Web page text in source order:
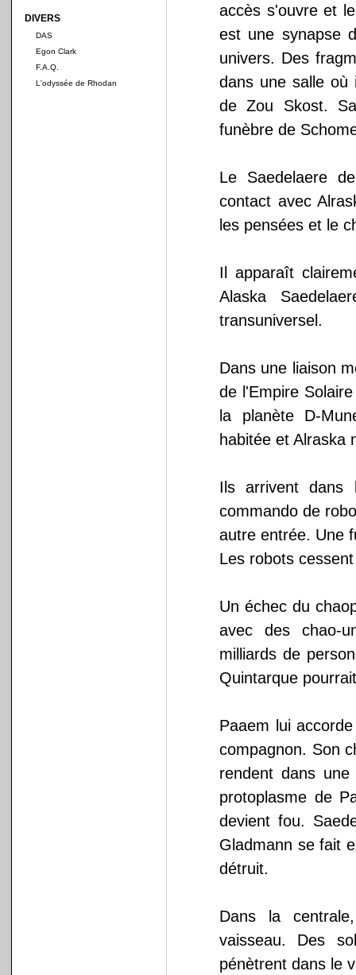
DIVERS
DAS
Egon Clark
F.A.Q.
L'odyssée de Rhodan
accès s'ouvre et
est une synapse
univers. Des
dans une salle où
de Zou Skost.
funèbre de
Le Saedelaere
contact avec
les pensées et le
Il apparaît
Alaska
transuniversel.
Dans une liaison
de l'Empire
la planète D-
habitée et Alraska
Ils arrivent dans
commando de
autre entrée. Une
Les robots
Un échec du
avec des chao-
milliards de
Quintarque
Paaem lui
compagnon. Son
rendent dans
protoplasme de
devient fou.
Gladmann se fait
détruit.
Dans la
vaisseau. Des
pénètrent dans le